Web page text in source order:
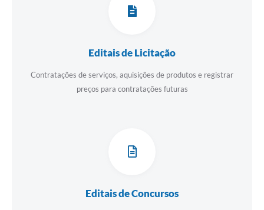
Editais de Licitação
Contratações de serviços, aquisições de produtos e registrar
preços para contratações futuras
Editais de Concursos